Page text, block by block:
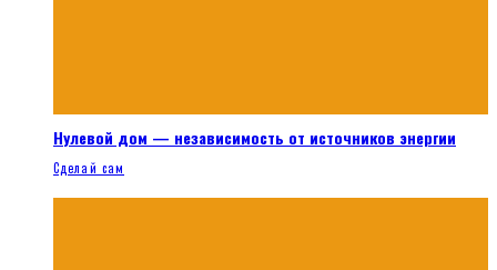
Нулевой дом — независимость от источников энергии
Сделай сам